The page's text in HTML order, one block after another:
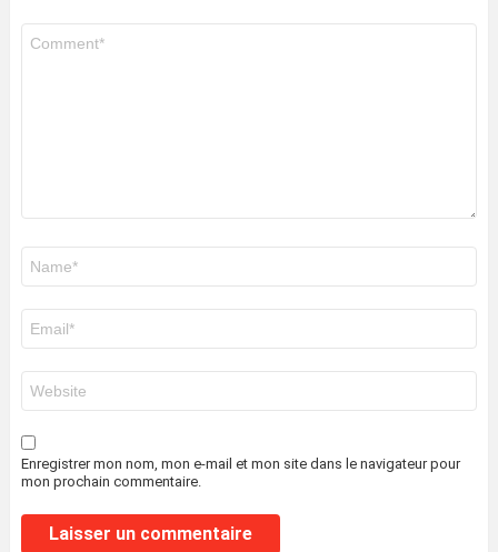
mail
*
web
Enregistrer mon nom, mon e-mail et mon site dans le navigateur pour
mon prochain commentaire.